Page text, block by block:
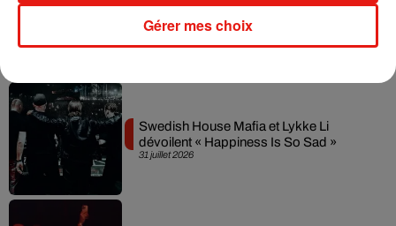
Fred again.. et Latin Mafia dévoilent enfin
leur mixtape créée en...
31 juillet 2026
Swedish House Mafia et Lykke Li
dévoilent « Happiness Is So Sad »
Gérer mes choix